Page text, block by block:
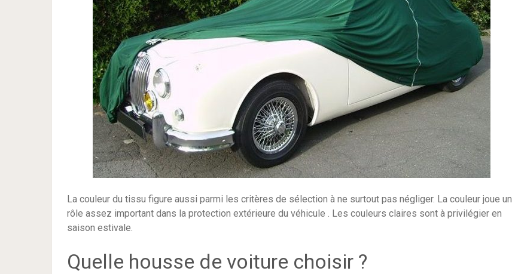
La couleur du tissu figure aussi parmi les critères de sélection à ne surtout pas négliger. La couleur joue un
rôle assez important dans la protection extérieure du véhicule . Les couleurs claires sont à privilégier en
saison estivale.
Quelle housse de voiture choisir ?